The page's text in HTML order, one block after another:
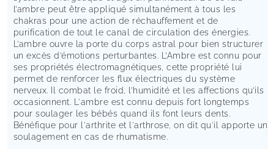
l’ambre peut être appliqué simultanément à tous les
chakras pour une action de réchauffement et de
purification de tout le canal de circulation des énergies.
L’ambre ouvre la porte du corps astral pour bien structurer
un excès d’émotions perturbantes. L’Ambre est connu pour
ses propriétés électromagnétiques, cette propriété lui
permet de renforcer les flux électriques du système
nerveux. Il combat le froid, l’humidité et les affections qu’ils
occasionnent. L'ambre est connu depuis fort longtemps
pour soulager les bébés quand ils font leurs dents.
Bénéfique pour l'arthrite et l'arthrose, on dit qu'il apporte un
soulagement en cas de rhumatisme.